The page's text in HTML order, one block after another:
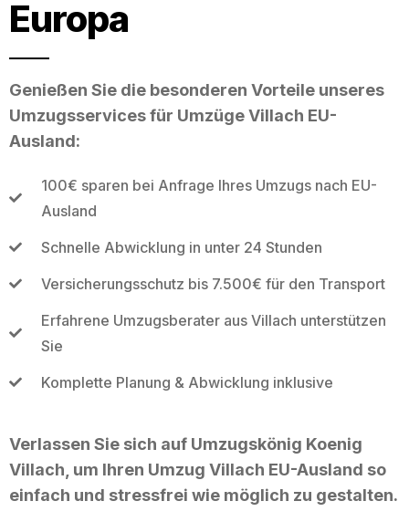
Europa
Genießen Sie die besonderen Vorteile unseres
Umzugsservices für Umzüge Villach EU-
Ausland:
100€ sparen bei Anfrage Ihres Umzugs nach EU-
Ausland
Schnelle Abwicklung in unter 24 Stunden
Versicherungsschutz bis 7.500€ für den Transport
Erfahrene Umzugsberater aus Villach unterstützen
Sie
Komplette Planung & Abwicklung inklusive
Verlassen Sie sich auf Umzugskönig Koenig
Villach, um Ihren Umzug Villach EU-Ausland so
einfach und stressfrei wie möglich zu gestalten.